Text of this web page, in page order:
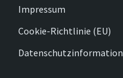
Impressum
Cookie-Richtlinie (EU)
Datenschutzinformation